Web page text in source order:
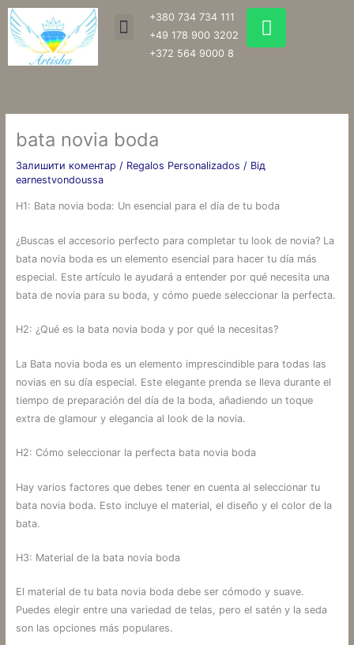
Перейти
до
вмісту
Menu
+380 734 734 111
+49 178 900 3202
+372 564 9000 8
W
h
a
bata novia boda
Залишити коментар / Regalos Personalizados / Від
earnestvondoussa
H1: Bata novia boda: Un esencial para el día de tu boda
¿Buscas el accesorio perfecto para completar tu look de novia? La
bata novia boda es un elemento esencial para hacer tu día más
especial. Este artículo le ayudará a entender por qué necesita una
bata de novia para su boda, y cómo puede seleccionar la perfecta.
H2: ¿Qué es la bata novia boda y por qué la necesitas?
La Bata novia boda es un elemento imprescindible para todas las
novias en su día especial. Este elegante prenda se lleva durante el
tiempo de preparación del día de la boda, añadiendo un toque
extra de glamour y elegancia al look de la novia.
H2: Cómo seleccionar la perfecta bata novia boda
Hay varios factores que debes tener en cuenta al seleccionar tu
bata novia boda. Esto incluye el material, el diseño y el color de la
bata.
H3: Material de la bata novia boda
El material de tu bata novia boda debe ser cómodo y suave.
Puedes elegir entre una variedad de telas, pero el satén y la seda
son las opciones más populares.